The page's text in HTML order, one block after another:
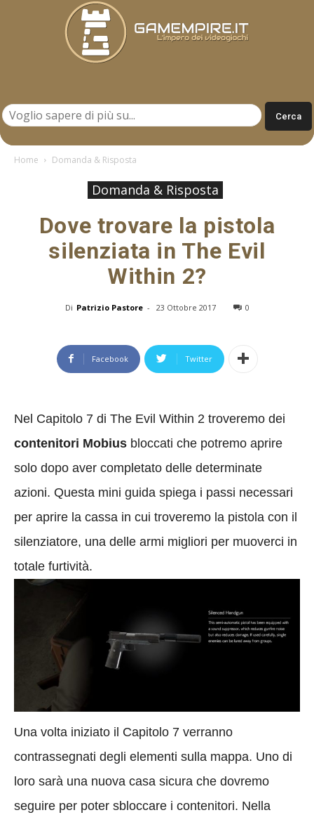
Home Domanda & Risposta
Domanda & Risposta
Dove trovare la pistola
silenziata in The Evil
Within 2?
Di Patrizio Pastore - 23 Ottobre 2017 0
Facebook Twitter
Nel Capitolo 7 di The Evil Within 2 troveremo dei
contenitori Mobius bloccati che potremo aprire
solo dopo aver completato delle determinate
azioni. Questa mini guida spiega i passi necessari
per aprire la cassa in cui troveremo la pistola con il
silenziatore, una delle armi migliori per muoverci in
totale furtività.
Una volta iniziato il Capitolo 7 verranno
contrassegnati degli elementi sulla mappa. Uno di
loro sarà una nuova casa sicura che dovremo
seguire per poter sbloccare i contenitori. Nella